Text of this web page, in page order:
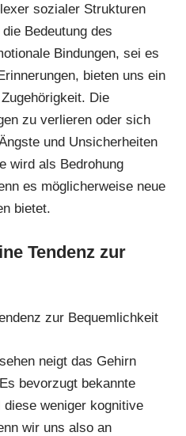
sozialer Strukturen
Bedeutung des
Bindungen, sei es
bieten uns ein
Die
zu verlieren oder sich
und Unsicherheiten
wird als Bedrohung
es möglicherweise neue
bietet.
Tendenz zur
neigt das Gehirn
bevorzugt bekannte
weniger kognitive
wir uns also an